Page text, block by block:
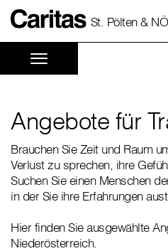
St. Pölten &
Angebote für
Brauchen Sie Zeit und Raum
Verlust zu sprechen, ihre
Suchen Sie einen Menschen
in der Sie ihre Erfahrungen
Hier finden Sie ausgewählte
Niederösterreich.